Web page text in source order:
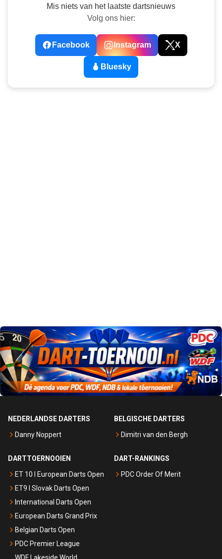
Mis niets van het laatste dartsnieuws
Volg ons hier:
Facebook Instagram X
Bluesky
NEDERLANDSE DARTERS
Danny Noppert
BELGISCHE DARTERS
Dimitri van den Bergh
DARTTOERNOOIEN
ET 10 I European Darts Open
ET9 I Slovak Darts Open
International Darts Open
European Darts Grand Prix
Belgian Darts Open
PDC Premier League
WDF Lakeside World
DART-RANKINGS
PDC Order Of Merit